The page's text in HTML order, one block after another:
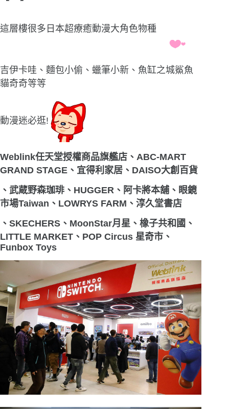
這層樓很多日本超療癒動漫大角色物種
吉伊卡哇、麵包小偷、蠟筆小新、魚缸之城鯊魚
貓奇奇等等
動漫迷必逛!
Weblink任天堂授權商品旗艦店 、 ABC-MART
GRAND STAGE 、宜得利家居、 DAISO大創百貨
、武蔵野森珈琲、 HUGGER 、阿卡將本舖、眼鏡
市場Taiwan 、 LOWRYS FARM 、淳久堂書店
、 SKECHERS 、 MoonStar月星、橡子共和國、
LITTLE MARKET 、 POP Circus 星奇市、
Funbox Toys